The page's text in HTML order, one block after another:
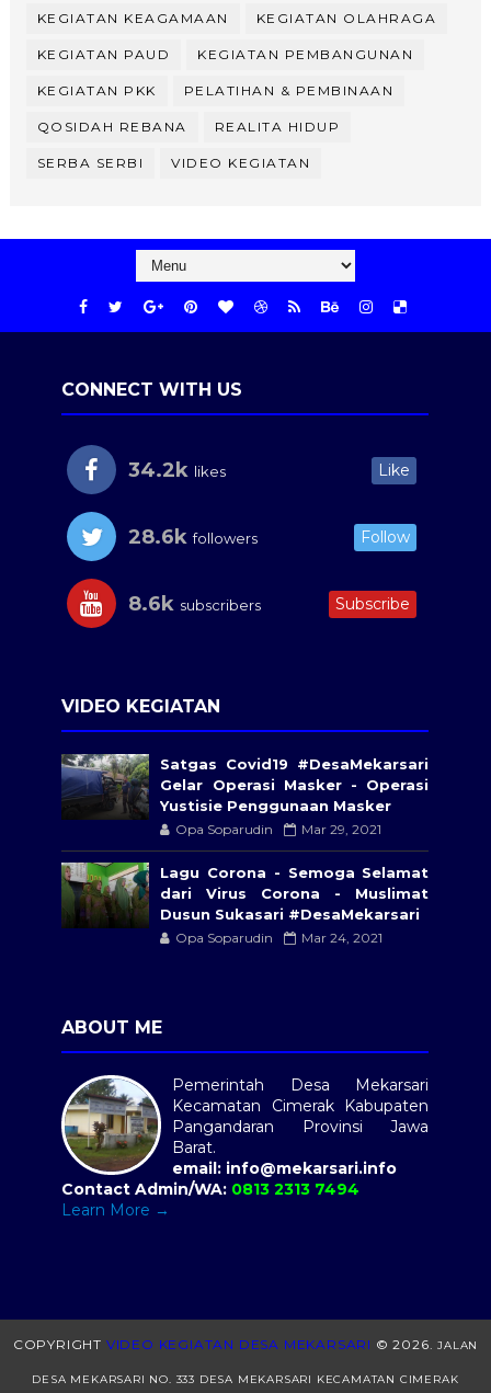
KEGIATAN KEAGAMAAN KEGIATAN OLAHRAGA
KEGIATAN PAUD KEGIATAN PEMBANGUNAN
KEGIATAN PKK PELATIHAN & PEMBINAAN
QOSIDAH REBANA REALITA HIDUP
SERBA SERBI VIDEO KEGIATAN
CONNECT WITH US
34.2k likes Like
28.6k followers Follow
8.6k subscribers Subscribe
VIDEO KEGIATAN
Satgas Covid19 #DesaMekarsari​
Gelar Operasi Masker - Operasi
Yustisie Penggunaan Masker
Opa Soparudin Mar 29, 2021
Lagu Corona - Semoga Selamat
dari Virus Corona - Muslimat
Dusun Sukasari #DesaMekarsari
Opa Soparudin Mar 24, 2021
ABOUT ME
Pemerintah Desa Mekarsari
Kecamatan Cimerak Kabupaten
Pangandaran Provinsi Jawa
Barat.
email: info@mekarsari.info
Contact Admin/WA: 0813 2313 7494
Learn More →
COPYRIGHT VIDEO KEGIATAN DESA MEKARSARI ©2026.JALAN
DESA MEKARSARI NO. 333 DESA MEKARSARI KECAMATAN CIMERAK